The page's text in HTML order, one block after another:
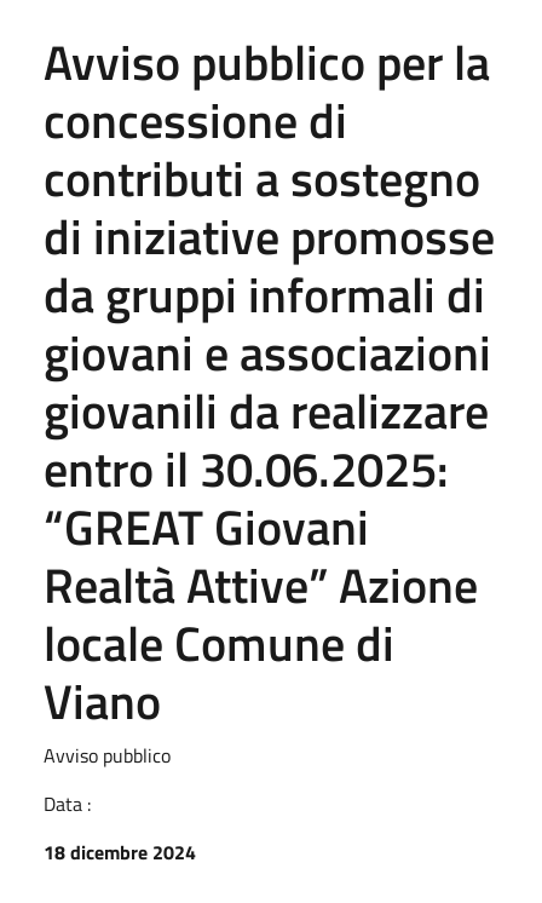
Avviso pubblico per la
concessione di
contributi a sostegno
di iniziative promosse
da gruppi informali di
giovani e associazioni
giovanili da realizzare
entro il 30.06.2025:
“GREAT Giovani
Realtà Attive” Azione
locale Comune di
Viano
Avviso pubblico
Data :
18 dicembre 2024